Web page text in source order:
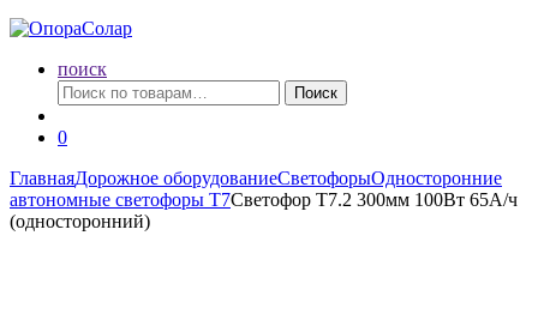
поиск
Искать:
Поиск
0
ГлавнаяДорожное оборудованиеСветофорыОдносторонние
автономные светофоры Т7Светофор Т7.2 300мм 100Вт 65А/ч
(односторонний)